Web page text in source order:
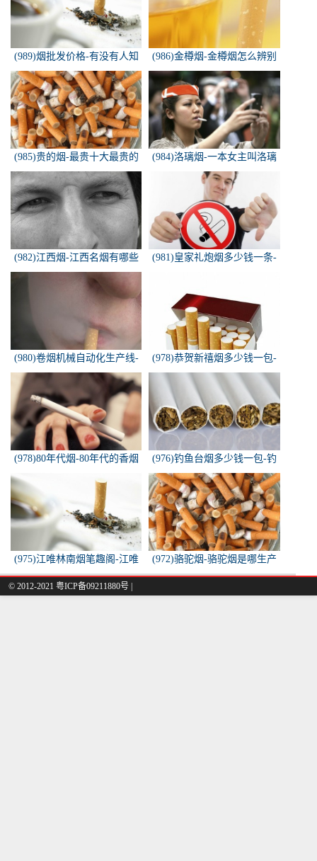
(989)烟批发价格-有没有人知
道，各种香烟批发价？
(986)金樽烟-金樽烟怎么辨别
真假
(985)贵的烟-最贵十大最贵的
香烟是什么
(984)洛璃烟-一本女主叫洛璃
烟的快穿小说，叫什么名字来
着？？？
(982)江西烟-江西名烟有哪些
(981)皇家礼炮烟多少钱一条-
(980)卷烟机械自动化生产线-
中国烟草机械集团
(978)恭贺新禧烟多少钱一包-
恭贺新禧香烟有细支的多少钱
一盒？
(978)80年代烟-80年代的香烟
(976)钓鱼台烟多少钱一包-钓
鱼台烟多少钱一包
(975)江唯林南烟笔趣阁-江唯
林南烟小说叫什么名字？
(972)骆驼烟-骆驼烟是哪生产
的
© 2012-2021 粤ICP备09211880号 |